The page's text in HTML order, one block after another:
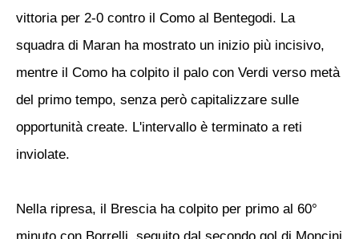
vittoria per 2-0 contro il Como al Bentegodi. La
squadra di Maran ha mostrato un inizio più incisivo,
mentre il Como ha colpito il palo con Verdi verso metà
del primo tempo, senza però capitalizzare sulle
opportunità create. L'intervallo è terminato a reti
inviolate.
Nella ripresa, il Brescia ha colpito per primo al 60°